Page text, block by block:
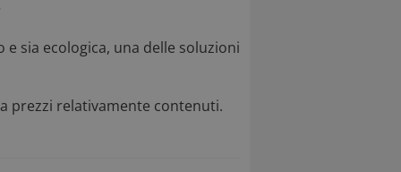
sia ecologica, una delle soluzioni
prezzi relativamente contenuti.